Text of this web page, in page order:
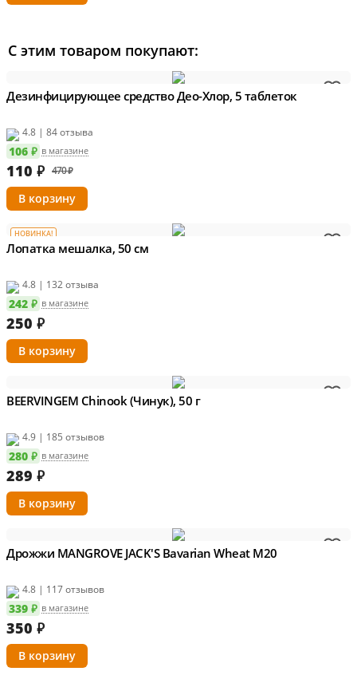
С этим товаром покупают:
Дезинфицирующее средство Део-Хлор, 5 таблеток
4.8 | 84 отзыва
106 ₽ в магазине
110 ₽ 470 ₽
НОВИНКА!
Лопатка мешалка, 50 см
4.8 | 132 отзыва
242 ₽ в магазине
250 ₽
BEERVINGEM Chinook (Чинук), 50 г
4.9 | 185 отзывов
280 ₽ в магазине
289 ₽
Дрожжи MANGROVE JACK'S Bavarian Wheat M20
4.8 | 117 отзывов
339 ₽ в магазине
350 ₽